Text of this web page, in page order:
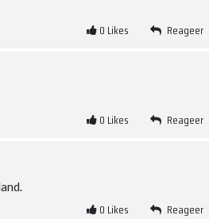
0 Likes Reageer
0 Likes Reageer
0 Likes Reageer